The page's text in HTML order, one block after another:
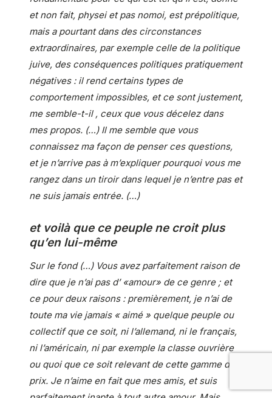
et non fait, physei et pas nomoi, est prépolitique,
mais a pourtant dans des circonstances
extraordinaires, par exemple celle de la politique
juive, des conséquences politiques pratiquement
négatives : il rend certains types de
comportement impossibles, et ce sont justement,
me semble-t-il , ceux que vous décelez dans
mes propos. (…) Il me semble que vous
connaissez ma façon de penser ces questions,
et je n’arrive pas à m’expliquer pourquoi vous me
rangez dans un tiroir dans lequel je n’entre pas et
ne suis jamais entrée. (…)
et voilà que ce peuple ne croit plus
qu’en lui-même
Sur le fond (…) Vous avez parfaitement raison de
dire que je n’ai pas d’ «amour» de ce genre ; et
ce pour deux raisons : premièrement, je n’ai de
toute ma vie jamais « aimé » quelque peuple ou
collectif que ce soit, ni l’allemand, ni le français,
ni l’américain, ni par exemple la classe ouvrière
ou quoi que ce soit relevant de cette gamme de
prix. Je n’aime en fait que mes amis, et suis